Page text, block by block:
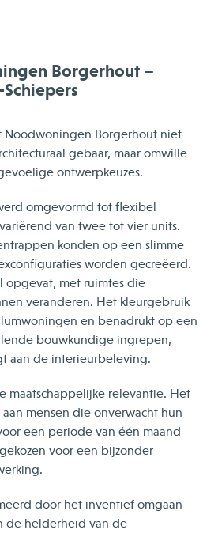
Borgerhout –
Noodwoningen Borgerhout niet
gebaar, maar omwille
ontwerpkeuzes.
omgevormd tot flexibel
van twee tot vier units.
konden op een slimme
worden gecreëerd.
opgevat, met ruimtes die
veranderen. Het kleurgebruik
en benadrukt op een
bouwkundige ingrepen,
aan de interieurbeleving.
maatschappelijke relevantie. Het
mensen die onverwacht hun
een periode van één maand
voor een bijzonder
door het inventief omgaan
de helderheid van de